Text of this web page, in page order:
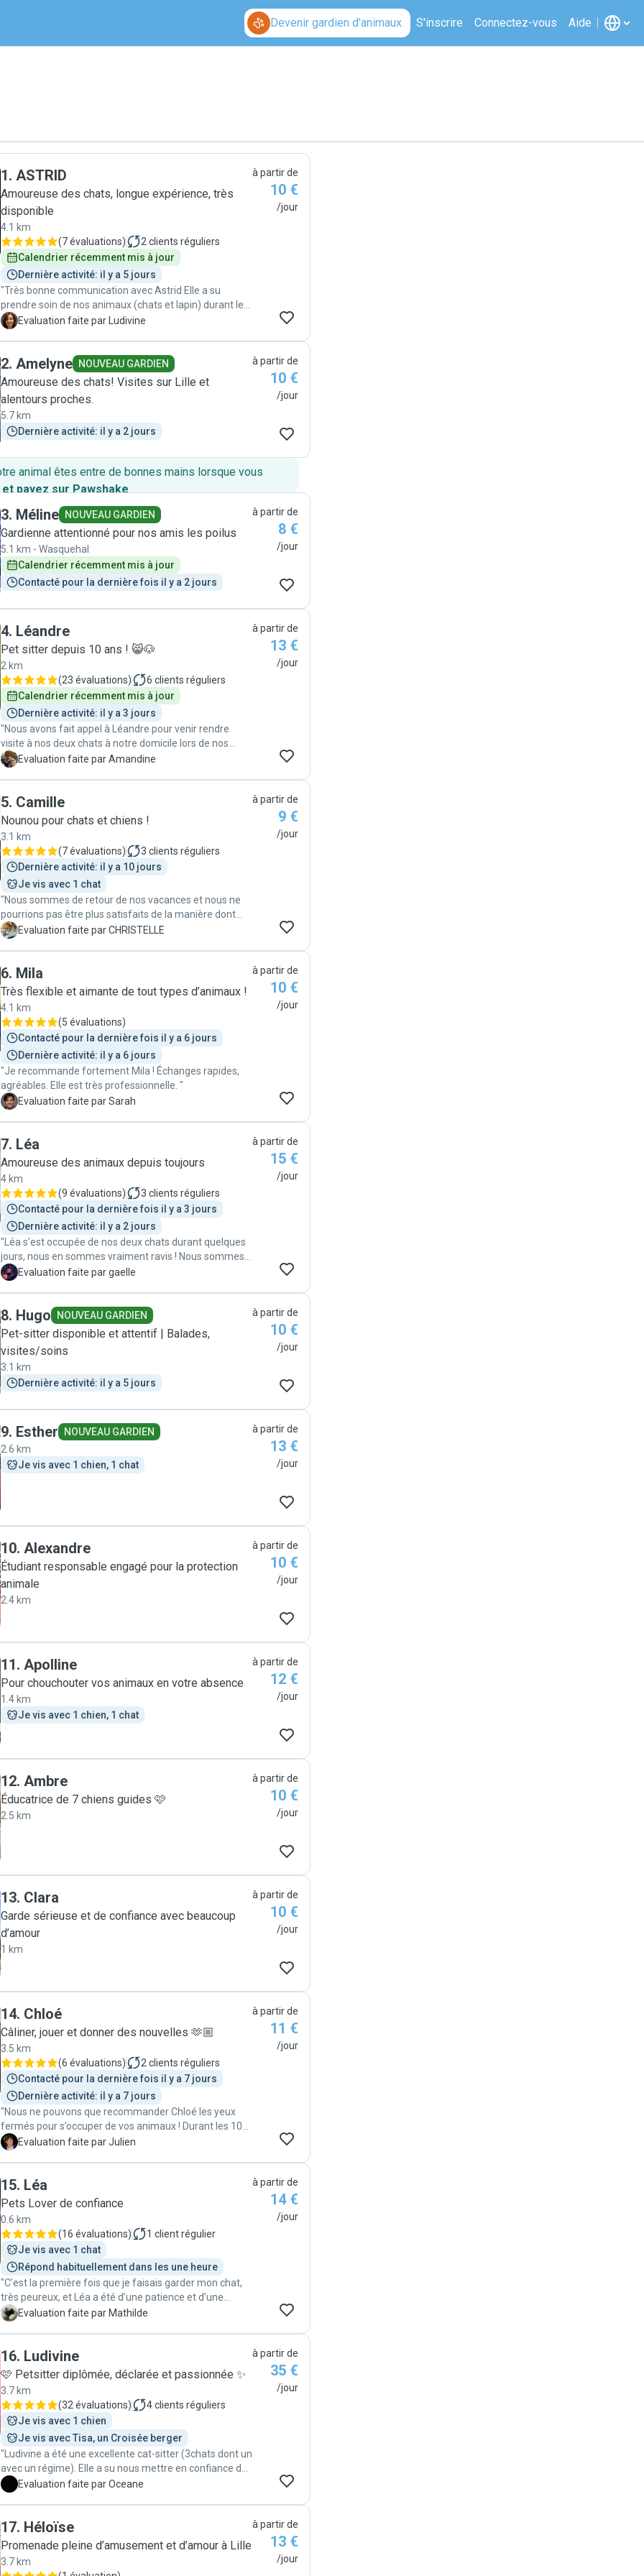
Devenir gardien d'animaux S'inscrire Connectez-vous Aide
1. ASTRID
Amoureuse des chats, longue expérience, très
disponible
4.1 km
(7 évaluations) 2 clients réguliers
Calendrier récemment mis à jour
Dernière activité: il y a 5 jours
"Très bonne communication avec Astrid Elle a su
prendre soin de nos animaux (chats et lapin) durant le
week end Nous referons appel à elle sans hésiter 😊"
L Evaluation faite par Ludivine
à partir de
10 €
/jour
2. Amelyne NOUVEAU GARDIEN
Amoureuse des chats! Visites sur Lille et
alentours proches.
5.7 km
Dernière activité: il y a 2 jours
à partir de
10 €
/jour
animal êtes entre de bonnes mains lorsque vous
payez sur Pawshake.
3. Méline NOUVEAU GARDIEN
Gardienne attentionné pour nos amis les poilus
5.1 km - Wasquehal
Calendrier récemment mis à jour
Contacté pour la dernière fois il y a 2 jours
à partir de
8 €
/jour
4. Léandre
Pet sitter depuis 10 ans ! 😸🐶
2 km
(23 évaluations) 6 clients réguliers
Calendrier récemment mis à jour
Dernière activité: il y a 3 jours
"Nous avons fait appel à Léandre pour venir rendre
visite à nos deux chats à notre domicile lors de nos
vacances. Pendant ces 17jours, Léandre a effectué des
Léandre, qui a effectué toutes les tâches à faire avec
sérieux, et a surtout donné beaucoup d'amour et de
séances de jeux à nos deux chats. Nos deux chats
semblaient être tombés amoureux de Léandre (on était
presque jaloux), et ont clairement appréciés les visites
effectuées 😻😻 La communication avec Léandre a été
également excellente, nous avions des nouvelles et de
nombreuses photos de nos chats à chaque visite, et il
était également très disponible par message. Nous
avons profité de nos vacances en confiance ! Rien à
A Evaluation faite par Amandine
à partir de
13 €
/jour
5. Camille
Nounou pour chats et chiens !
3.1 km
(7 évaluations) 3 clients réguliers
Dernière activité: il y a 10 jours
Je vis avec 1 chat
"Nous sommes de retour de nos vacances et nous ne
pourrions pas être plus satisfaits de la manière dont
Camille a pris soin de notre chat. Elle a été
très heureux grâce aux attentions et aux jeux qu'il a
reçus. Les messages reçus et les photos étaient un vrai
réconfort pendant notre absence. Un grand merci
Camille pour votre professionnalisme et votre amour
des animaux. Nous vous recommandons sans
hésitation et nous espérons vous retrouver lors de
notre prochain voyage ! "
C Evaluation faite par CHRISTELLE
à partir de
9 €
/jour
6. Mila
Très flexible et aimante de tout types d’animaux !
4.1 km
(5 évaluations)
Contacté pour la dernière fois il y a 6 jours
Dernière activité: il y a 6 jours
"Je recommande fortement Mila ! Échanges rapides,
agréables. Elle est très professionnelle. "
S Evaluation faite par Sarah
à partir de
10 €
/jour
7. Léa
Amoureuse des animaux depuis toujours
4 km
(9 évaluations) 3 clients réguliers
Contacté pour la dernière fois il y a 3 jours
Dernière activité: il y a 2 jours
"Léa s'est occupée de nos deux chats durant quelques
jours, nous en sommes vraiment ravis ! Nous sommes
revenus et les litières étaient propres, les gamelles
encore appel à elle à l'avenir ! "
G Evaluation faite par gaelle
à partir de
15 €
/jour
8. Hugo NOUVEAU GARDIEN
Pet-sitter disponible et attentif | Balades,
visites/soins
3.1 km
Dernière activité: il y a 5 jours
à partir de
10 €
/jour
9. Esther
NOUVEAU GARDIEN
2.6 km
Je vis avec 1 chien, 1 chat
à partir de
13 €
/jour
10. Alexandre
Étudiant responsable engagé pour la protection
animale
2.4 km
à partir de
10 €
/jour
11. Apolline
Pour chouchouter vos animaux en votre absence
1.4 km
Je vis avec 1 chien, 1 chat
à partir de
12 €
/jour
12. Ambre
Éducatrice de 7 chiens guides 🩷
2.5 km
à partir de
10 €
/jour
13. Clara
Garde sérieuse et de confiance avec beaucoup
d’amour
1 km
à partir de
10 €
/jour
14. Chloé
Câliner, jouer et donner des nouvelles 🫶🏼
3.5 km
(6 évaluations) 2 clients réguliers
Contacté pour la dernière fois il y a 7 jours
Dernière activité: il y a 7 jours
"Nous ne pouvons que recommander Chloé les yeux
fermés pour s’occuper de vos animaux ! Durant les 10
jours de notre absence, nous avons été entièrement
jouer avec eux. Ce qui nous a particulièrement rassurés,
c'est que dès la première visite de remise des clés, nos
plein de câlins comme s'ils étaient déjà amis ! Chaque
jour, nous avons reçu des nouvelles accompagnées de
photos et vidéos, ce qui a été un réconfort quotidien et
un petit plaisir pendant nos vacances. Tout s'est si bien
passé que nous avions même l’impression que nos
petits compagnons pouvaient nous oublier !
Heureusement, ils nous ont réservé un accueil
réactive. Nous avons trouvé notre catsitter idéale !"
J Evaluation faite par Julien
à partir de
11 €
/jour
15. Léa
Pets Lover de confiance
0.6 km
(16 évaluations) 1 client régulier
Je vis avec 1 chat
Répond habituellement dans les une heure
"C’est la première fois que je faisais garder mon chat,
très peureux, et Léa a été d’une patience et d’une
gentillesse remarquable. Elle prend le temps d’envoyer
des petites indications qu’on lui laisse et est vraiment
très appliquée dans son travail. Je n’hésiterais pas à
refaire appel à elle et je la recommanderais sans
hésiter vraiment ! "
M Evaluation faite par Mathilde
à partir de
14 €
/jour
16. Ludivine
🩷 Petsitter diplômée, déclarée et passionnée ✨
3.7 km
(32 évaluations) 4clients réguliers
Je vis avec 1 chien
Je vis avec Tisa, un Croisée berger
"Ludivine a été une excellente cat-sitter (3chats dont un
avec un régime). Elle a su nous mettre en confiance dès
la pré-visite. Même notre chat le plus peureux s’est
agrémenté de photos de chaque chat, sans exception.
Nous avons pu passer de bonnes vacances sans nous
inquiéter car Ludivine était très à l’écoute de nos chats
et nous. Nous la recontacterons sans aucune hésitation
Evaluation faite par Oceane
à partir de
35 €
/jour
17. Héloïse
Promenade pleine d’amusement et d’amour à Lille
3.7 km
à partir de
13 €
/jour